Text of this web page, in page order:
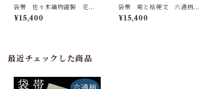
袋帯 佐々木織物謹製 花百
扇 六通柄 西陣 正絹 日
本製 未仕立て
¥15,400
袋帯 菊と桔梗文 六通柄
西陣 正絹 日本製 未仕立
て 横段 菊 五瓜に桔梗
¥15,400
最近チェックした商品